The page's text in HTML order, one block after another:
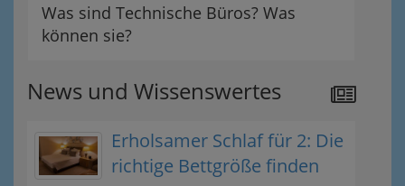
Was sind Technische Büros? Was
können sie?
News und Wissenswertes
Erholsamer Schlaf für 2: Die
richtige Bettgröße finden